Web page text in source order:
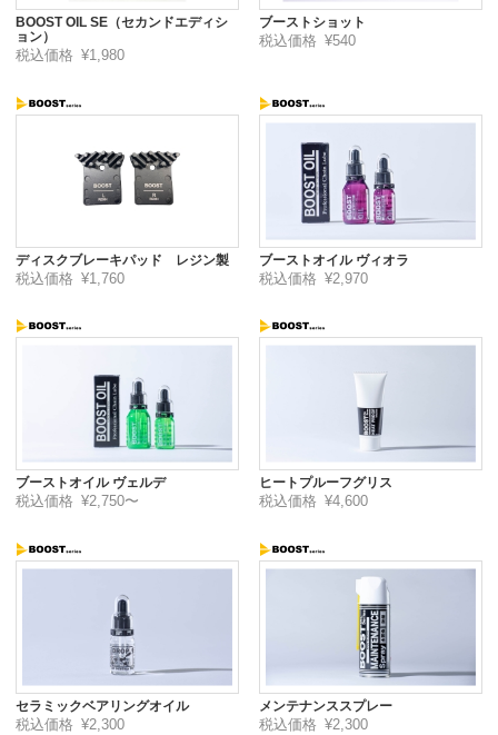
BOOST OIL SE（セカンドエディシ
ョン）
税込価格 ¥1,980
ブーストショット
税込価格 ¥540
ディスクブレーキパッド レジン製
税込価格 ¥1,760
ブーストオイル ヴィオラ
税込価格 ¥2,970
ブーストオイル ヴェルデ
税込価格 ¥2,750〜
ヒートプルーフグリス
税込価格 ¥4,600
セラミックベアリングオイル
税込価格 ¥2,300
メンテナンススプレー
税込価格 ¥2,300